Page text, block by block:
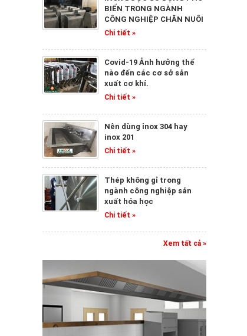
BIẾN TRONG NGÀNH
CÔNG NGHIỆP CHĂN NUÔI
Chi tiết »
Covid-19 Ảnh hưởng thế
nào đến các cơ sở sản
xuất cơ khí.
Chi tiết »
Nên dùng inox 304 hay
inox 201
Chi tiết »
Thép không gỉ trong
ngành công nghiệp sản
xuất hóa học
Chi tiết »
Xem tất cả »